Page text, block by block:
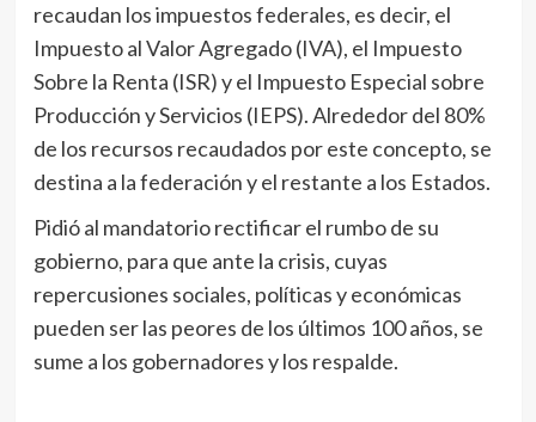
recaudan los impuestos federales, es decir, el
Impuesto al Valor Agregado (IVA), el Impuesto
Sobre la Renta (ISR) y el Impuesto Especial sobre
Producción y Servicios (IEPS). Alrededor del 80%
de los recursos recaudados por este concepto, se
destina a la federación y el restante a los Estados.
Pidió al mandatorio rectificar el rumbo de su
gobierno, para que ante la crisis, cuyas
repercusiones sociales, políticas y económicas
pueden ser las peores de los últimos 100 años, se
sume a los gobernadores y los respalde.